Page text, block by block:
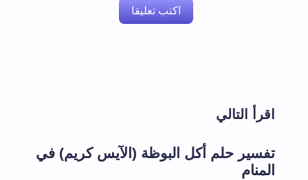
اكتب تعليقا
اقرأ التالي
تفسير حلم أكل البوظة (الآيس كريم) في
المنام